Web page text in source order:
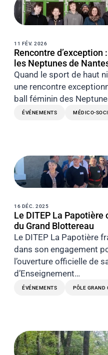
11 FÉV. 2026
Rencontre d’exception
les Neptunes de
Quand le sport de haut
une rencontre
ball féminin des
ÉVÉNEMENTS MÉDICO-
16 DÉC. 2025
Le DITEP La Papotière
du Grand Blottereau
Le DITEP La Papotière
dans son engagement
l’ouverture officielle de
d’Enseignement…
ÉVÉNEMENTS PÔLE GRAND